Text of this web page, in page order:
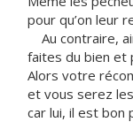
pour qu’on leur
Au contraire,
faites du bien et
Alors votre
et vous serez
car lui, il est bon